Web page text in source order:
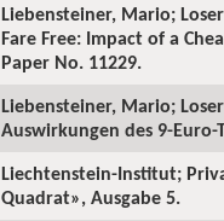
Liebensteiner, Mario;
Fare Free: Impact of a
Paper No. 11229.
Liebensteiner, Mario;
Auswirkungen des 9-
Liechtenstein-Institut;
Quadrat», Ausgabe 5.